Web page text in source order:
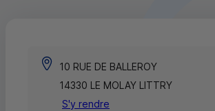
10 RUE DE BALLEROY
14330 LE MOLAY LITTRY
S'y rendre